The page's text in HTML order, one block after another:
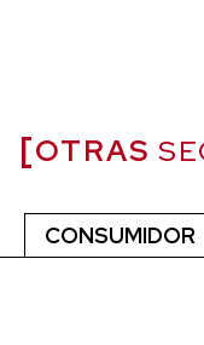
OTRAS
CONSUMIDOR